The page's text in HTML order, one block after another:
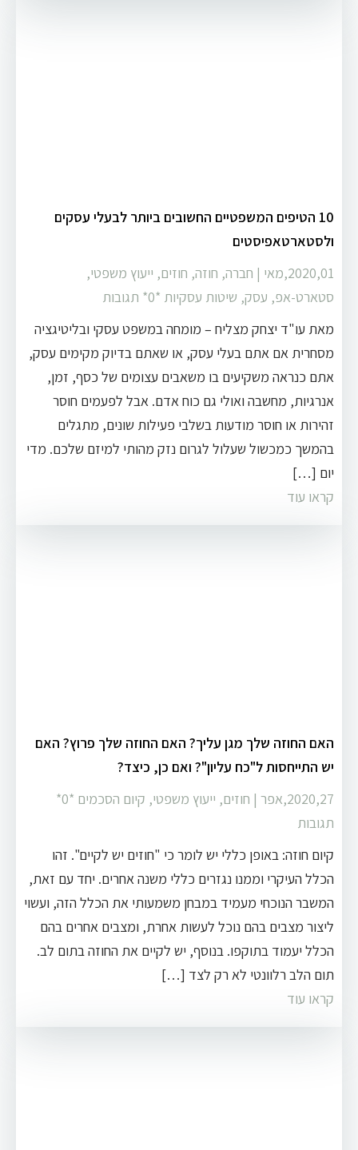
10 הטיפים המשפטיים החשובים ביותר לבעלי עסקים
ולסטארטאפיסטים
2020,01,מאי
| חברה, חוזה, חוזים, ייעוץ משפטי,
סטארט-אפ, עסק, שיטות עסקיות ‏*0* תגובות
מאת עו"ד יצחק מצליח – מומחה במשפט עסקי ובליטיגציה
מסחרית אם אתם בעלי עסק, או שאתם בדיוק מקימים עסק,
אתם כנראה משקיעים בו משאבים עצומים של כסף, זמן,
אנרגיות, מחשבה ואולי גם כוח אדם. אבל לפעמים חוסר
זהירות או חוסר מודעות בשלבי פעילות שונים, מתגלים
בהמשך כמכשול שעלול לגרום נזק מהותי למיזם שלכם. מדי
יום […]
קראו עוד
האם החוזה שלך מגן עליך? האם החוזה שלך פרוץ? האם
יש התייחסות ל"כח עליון"? ואם כן, כיצד?
2020,27,אפר
| חוזים, ייעוץ משפטי, קיום הסכמים
‏*0*
תגובות
קיום חוזה: באופן כללי יש לומר כי "חוזים יש לקיים". זהו
הכלל העיקרי וממנו נגזרים כללי משנה אחרים. יחד עם זאת,
המשבר הנוכחי מעמיד במבחן משמעותי את הכלל הזה, ועשוי
ליצור מצבים בהם נוכל לעשות אחרת, ומצבים אחרים בהם
הכלל יעמוד בתוקפו. בנוסף, יש לקיים את החוזה בתום לב.
תום הלב רלוונטי לא רק לצד […]
קראו עוד